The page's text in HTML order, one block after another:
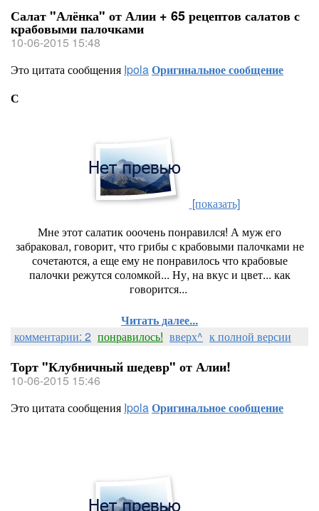
Салат "Алёнка" от Алии + 65 рецептов салатов с
крабовыми палочками
10-06-2015 15:48
Это цитата сообщения IpolaОригинальное сообщение
С
[показать]
Мне этот салатик ооочень понравился! А муж его
забраковал, говорит, что грибы с крабовыми палочками не
сочетаются, а еще ему не понравилось что крабовые
палочки режутся соломкой... Ну, на вкус и цвет... как
говорится...
Читать далее...
комментарии: 2 понравилось! вверх^ к полной версии
Торт "Клубничный шедевр" от Алии!
10-06-2015 15:46
Это цитата сообщения IpolaОригинальное сообщение